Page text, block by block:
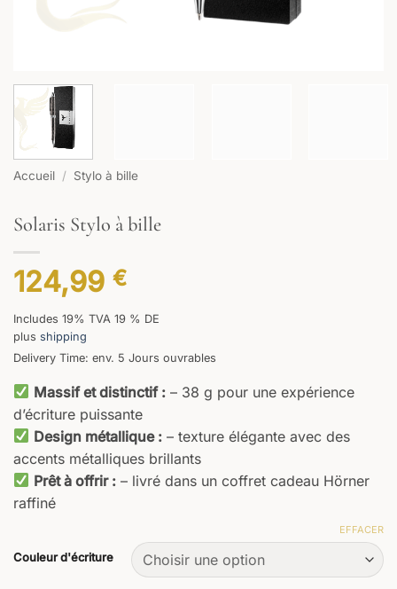
Accueil / Stylo à bille
Solaris Stylo à bille
124,99 €
Includes 19% TVA 19 % DE
plus shipping
Delivery Time: env. 5 Jours ouvrables
Massif et distinctif : – 38 g pour une expérience
d’écriture puissante
Design métallique : – texture élégante avec des
accents métalliques brillants
Prêt à offrir : – livré dans un coffret cadeau Hörner
raffiné
Couleur d'écriture
EFFACER